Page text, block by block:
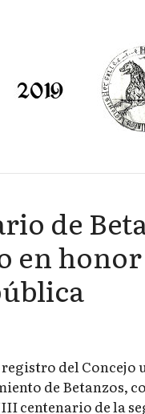
de
registro del
de Betanzos,
centenario de la